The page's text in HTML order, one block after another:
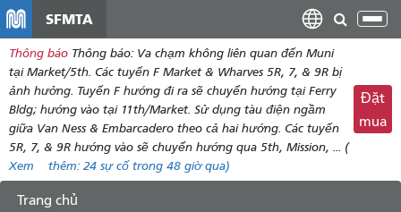
dung
SFMTA
Thông báo Thông báo: Va chạm không liên quan đến Muni
tại Market/5th. Các tuyến F Market & Wharves 5R, 7, & 9R bị
ảnh hưởng. Tuyến F hướng đi ra sẽ chuyển hướng tại Ferry
Bldg; hướng vào tại 11th/Market. Sử dụng tàu điện ngầm
giữa Van Ness & Embarcadero theo cả hai hướng. Các tuyến
5R, 7, & 9R hướng vào sẽ chuyển hướng qua 5th, Mission, ... (
Xem
thêm: 24 sự cố trong 48 giờ qua)
Đặt
mua
Trang chủ